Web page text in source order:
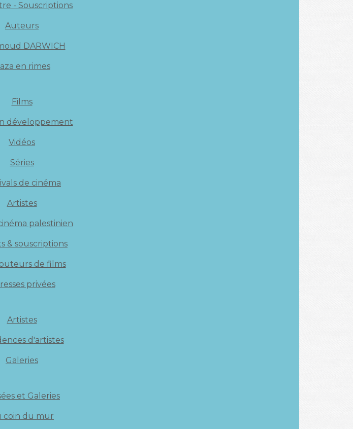
- Souscriptions
Auteurs
DARWICH
en rimes
Films
développement
Vidéos
Séries
de cinéma
Artistes
palestinien
& souscriptions
de films
privées
Artistes
d'artistes
Galeries
et Galeries
coin du mur